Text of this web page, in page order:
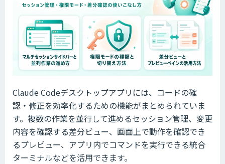
Claude Codeデスクトップアプリには、コードの確
認・修正を効率化するための機能がまとめられていま
す。複数の作業を並行して進めるセッション管理、変更
内容を確認する差分ビュー、画面上で動作を確認でき
るプレビュー、アプリ内でコマンドを実行できる統合
ターミナルなどを活用できます。